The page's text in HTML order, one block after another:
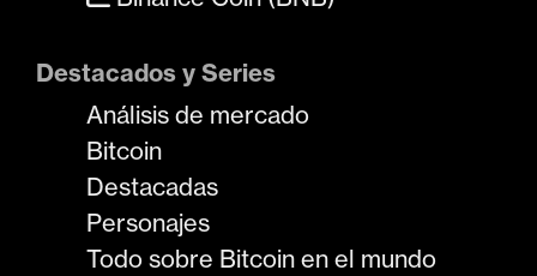
Destacados y Series
Análisis de mercado
Bitcoin
Destacadas
Personajes
Todo sobre Bitcoin en el mundo